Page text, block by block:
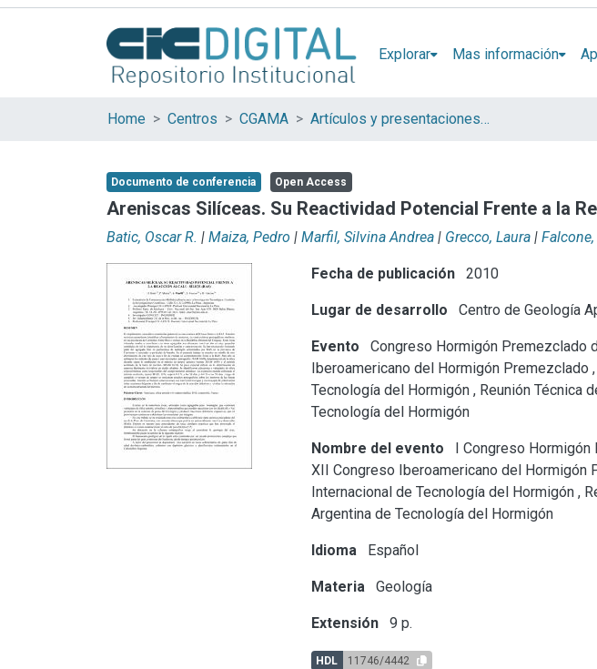
Explorar Mas información
Home Centros CGAMA Artículos y presentaciones en Congresos
Documento de conferencia Open Access
Areniscas Silíceas. Su Reactividad Potencial Frente a la
Batic, Oscar R. | Maiza, Pedro | Marfil, Silvina Andrea | Grecco, Laura |
Fecha de publicación 2010
Lugar de desarrollo Centro de Geología
Evento
Congreso Hormigón Premezclado
Iberoamericano del Hormigón Premezclado
Tecnología del Hormigón , Reunión Técnica
Tecnología del Hormigón
Nombre del evento
I Congreso Hormigón
XII Congreso Iberoamericano del Hormigón
Internacional de Tecnología del Hormigón ,
Argentina de Tecnología del Hormigón
Idioma Español
Materia Geología
Extensión 9 p.
HDL 11746/4442